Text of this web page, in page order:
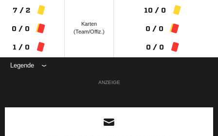
7 / 2
0 / 0
1 / 0
Karten
(Team/Offiz.)
10 / 0
0 / 0
0 / 0
Legende
ANZEIGE